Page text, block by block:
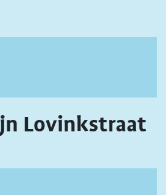
Lovinkstraat